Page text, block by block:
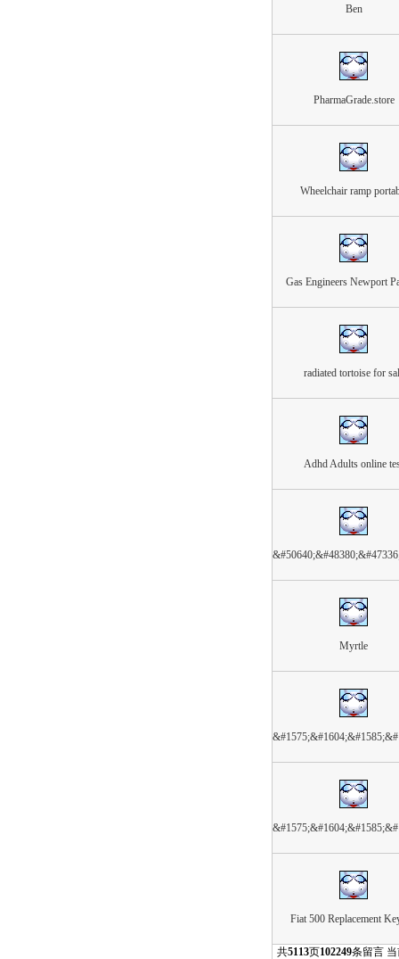
Ben
PharmaGrade.store
Wheelchair ramp
Gas Engineers Newport
radiated tortoise for
Adhd Adults online
Myrtle
Fiat 500 Replacement
共5113页102249条留言